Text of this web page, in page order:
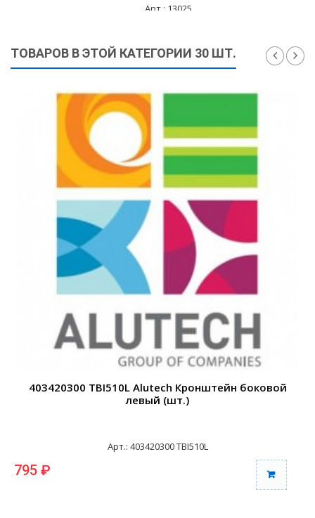
Арт.: 13025
ТОВАРОВ В ЭТОЙ КАТЕГОРИИ 30 ШТ.
403420300 TBI510L Alutech Кронштейн боковой
левый (шт.)
Арт.: 403420300 TBI510L
795 ₽